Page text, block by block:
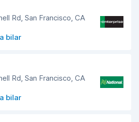
Rd, San Francisco, CA
bilar
Rd, San Francisco, CA
bilar